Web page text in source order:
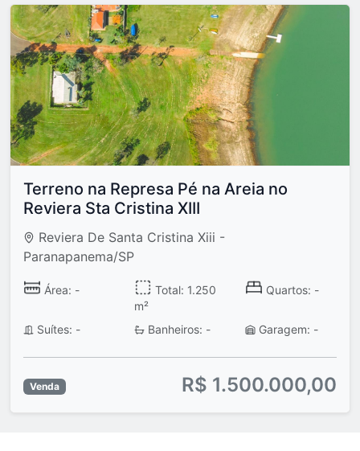
Terreno na Represa Pé na Areia no
Reviera Sta Cristina XIII
Reviera De Santa Cristina Xiii -
Paranapanema/SP
Área: -
Total: 1.250
m²
Quartos: -
Suítes: - Banheiros: - Garagem: -
Venda R$ 1.500.000,00